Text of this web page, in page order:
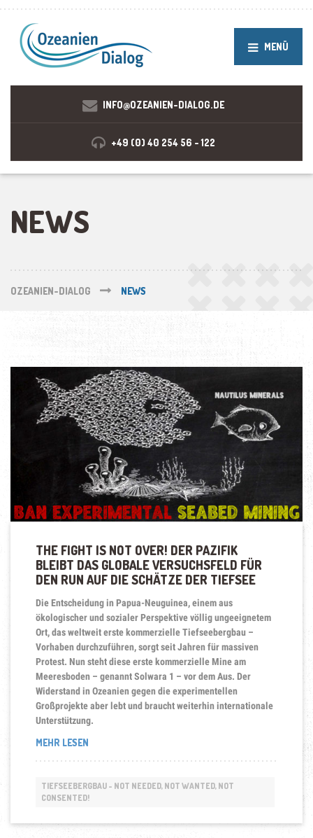
MENÜ
INFO@OZEANIEN-DIALOG.DE
+49 (0) 40 254 56 - 122
NEWS
OZEANIEN-DIALOG NEWS
THE FIGHT IS NOT OVER! DER PAZIFIK
BLEIBT DAS GLOBALE VERSUCHSFELD FÜR
DEN RUN AUF DIE SCHÄTZE DER TIEFSEE
Die Entscheidung in Papua-Neuguinea, einem aus
ökologischer und sozialer Perspektive völlig ungeeignetem
Ort, das weltweit erste kommerzielle Tiefseebergbau –
Vorhaben durchzuführen, sorgt seit Jahren für massiven
Protest. Nun steht diese erste kommerzielle Mine am
Meeresboden – genannt Solwara 1 – vor dem Aus. Der
Widerstand in Ozeanien gegen die experimentellen
Großprojekte aber lebt und braucht weiterhin internationale
Unterstützung.
MEHR LESEN„THE
NOT
OVER!
PAZIFIK
TIEFSEEBERGBAU - NOT NEEDED, NOT WANTED, NOT
CONSENTED!